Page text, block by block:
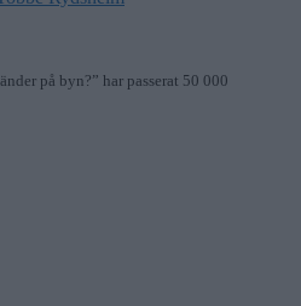
på byn?” har passerat 50 000